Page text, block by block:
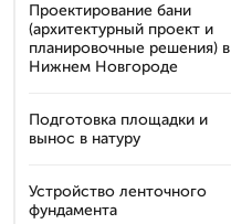
Проектирование бани
(архитектурный проект и
планировочные решения) в
Нижнем Новгороде
Подготовка площадки и
вынос в натуру
Устройство ленточного
фундамента